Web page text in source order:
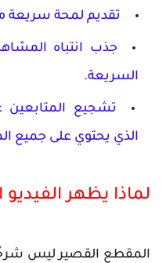
تقديم لمحة سريعة
جذب انتباه
السريعة.
تشجيع المتابعين
الذي يحتوي على جميع
لماذا يظهر
المقطع القصير ليس